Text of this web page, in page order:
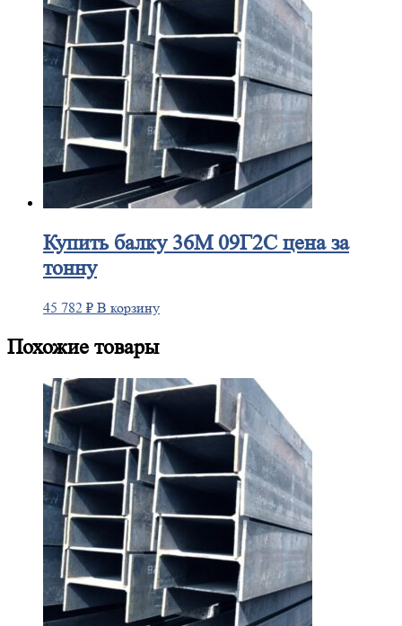
Купитьбалку 36М 09Г2С цена за
тонну
45 782 ₽ В корзину
Похожие товары